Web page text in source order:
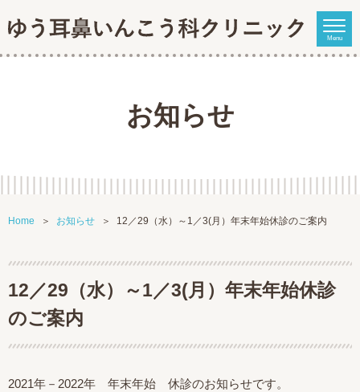
Menu
お知らせ
Home お知らせ 12／29（水）～1／3(月）年末年始休診のご案内
12／29（水）～1／3(月）年末年始休診
のご案内
2021年－2022年 年末年始 休診のお知らせです。